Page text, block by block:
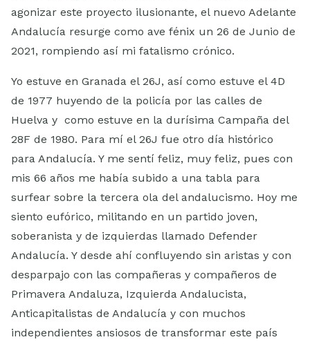
agonizar este proyecto ilusionante, el nuevo Adelante
Andalucía resurge como ave fénix un 26 de Junio de
2021, rompiendo así mi fatalismo crónico.
Yo estuve en Granada el 26J, así como estuve el 4D
de 1977 huyendo de la policía por las calles de
Huelva y como estuve en la durísima Campaña del
28F de 1980. Para mí el 26J fue otro día histórico
para Andalucía. Y me sentí feliz, muy feliz, pues con
mis 66 años me había subido a una tabla para
surfear sobre la tercera ola del andalucismo. Hoy me
siento eufórico, militando en un partido joven,
soberanista y de izquierdas llamado Defender
Andalucía. Y desde ahí confluyendo sin aristas y con
desparpajo con las compañeras y compañeros de
Primavera Andaluza, Izquierda Andalucista,
Anticapitalistas de Andalucía y con muchos
independientes ansiosos de transformar este país